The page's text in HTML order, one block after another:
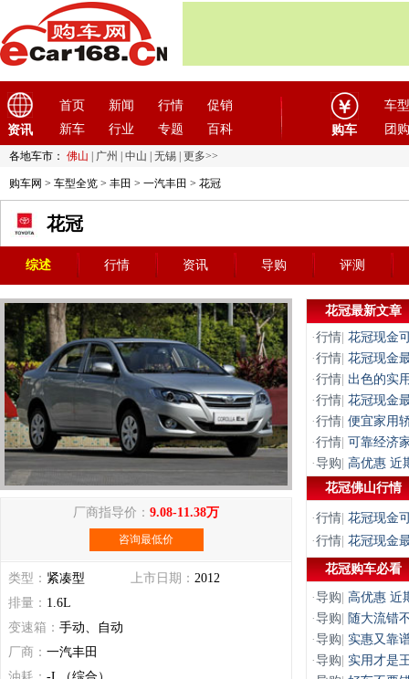
资讯
首页 新闻 行情
促销
新车
行业 专题 百科 购车
车型
团购
各地车市： 佛山 广州 中山 无锡 更多>>
购车网 > 车型全览 > 丰田 > 一汽丰田 > 花冠
花冠
综述 行情 资讯 导购 评测
厂商指导价： 9.08-11.38万
咨询最低价
类型： 紧凑型 上市日期： 2012
排量： 1.6L
变速箱： 手动、自动
厂商： 一汽丰田
花冠最新文章
·行情 花冠现金
·行情 花冠现金
·行情 出色的实
·行情 花冠现金
·行情 便宜家用
·行情 可靠经济
·导购 高优惠 近
花冠佛山行情
·行情 花冠现金
·行情 花冠现金
花冠购车必看
·导购 高优惠 近
·导购
随大流错
·导购 实惠又靠
·导购 实用才是